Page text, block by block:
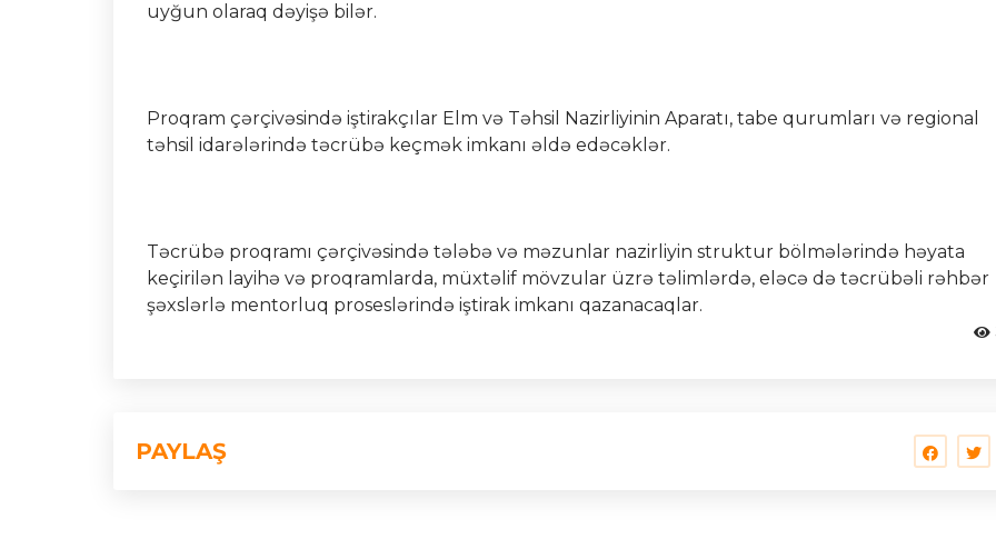
uyğun olaraq dəyişə bilər.
Proqram çərçivəsində iştirakçılar Elm və Təhsil Nazirliyinin Aparatı, tabe qurumları və regional
təhsil idarələrində təcrübə keçmək imkanı əldə edəcəklər.
Təcrübə proqramı çərçivəsində tələbə və məzunlar nazirliyin struktur bölmələrində həyata
keçirilən layihə və proqramlarda, müxtəlif mövzular üzrə təlimlərdə, eləcə də təcrübəli rəhbər
şəxslərlə mentorluq proseslərində iştirak imkanı qazanacaqlar.
PAYLAŞ